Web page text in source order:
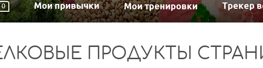
0 Мои привычки Мои тренировки Трекер
ПРОДУКТЫ